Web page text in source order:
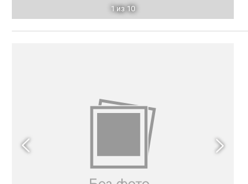
1 из 10